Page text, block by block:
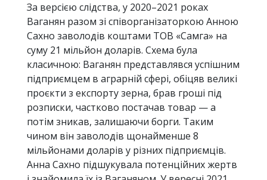
За версією слідства, у 2020–2021 роках
Ваганян разом зі співорганізаторкою Анною
Сахно заволодів коштами ТОВ «Самга» на
суму 21 мільйон доларів. Схема була
класичною: Ваганян представлявся успішним
підприємцем в аграрній сфері, обіцяв великі
проєкти з експорту зерна, брав гроші під
розписки, частково постачав товар — а
потім зникав, залишаючи борги. Таким
чином він заволодів щонайменше 8
мільйонами доларів у різних підприємців.
Анна Сахно підшукувала потенційних жертв